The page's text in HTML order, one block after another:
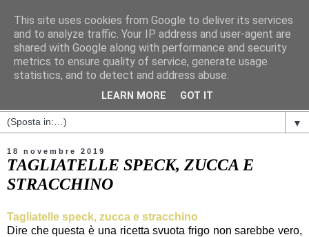
▼
18 novembre 2019
TAGLIATELLE SPECK, ZUCCA E
STRACCHINO
Tagliatelle speck, zucca e stracchino
Dire che questa è una ricetta svuota frigo non sarebbe vero,
This site uses cookies from Google to deliver its services
and to analyze traffic. Your IP address and user-agent are
shared with Google along with performance and security
metrics to ensure quality of service, generate usage
statistics, and to detect and address abuse.
LEARN MORE GOT IT